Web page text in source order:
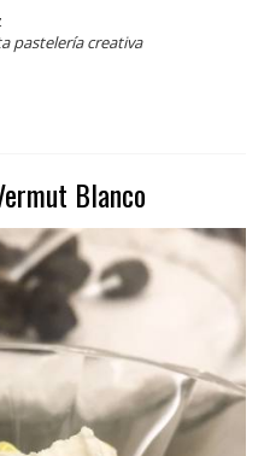
pastelería creativa
Blanco